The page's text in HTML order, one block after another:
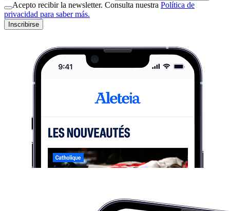
Acepto recibir la newsletter. Consulta nuestra Política de
privacidad para saber más.
Inscribirse